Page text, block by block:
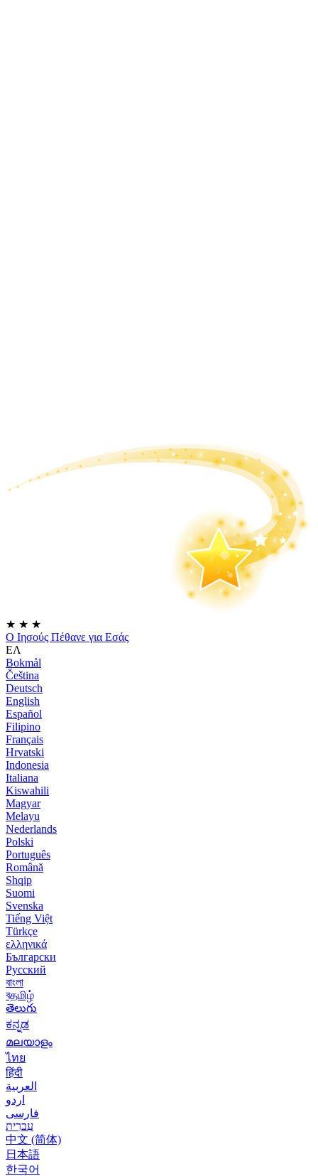
★ ★ ★
Ο Ιησούς Πέθανε για Εσάς
ΕΛ
Bokmål
Čeština
Deutsch
English
Español
Filipino
Français
Hrvatski
Indonesia
Italiana
Kiswahili
Magyar
Melayu
Nederlands
Polski
Português
Română
Shqip
Suomi
Svenska
Tiếng Việt
Türkçe
ελληνικά
Български
Русский
বাংলা
বதமிழ்
తెలుగు
ಕನ್ನಡ
മലയാളം
ไทย
हिंदी
العربية
اردو
فارسی
עִברִית
中文 (简体)
日本語
한국어